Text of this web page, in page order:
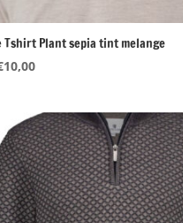
Tshirt Plant sepia tint melange
€44,95.
10,00Huidige
€10,00.